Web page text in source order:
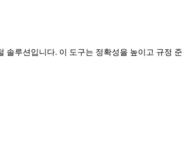
솔루션입니다. 이 도구는 정확성을 높이고 규정 준